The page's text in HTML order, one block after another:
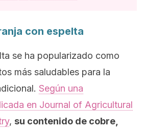
con espelta
se ha popularizado como
más saludables para la
Según una
en Journal of Agricultural
, su contenido de cobre,